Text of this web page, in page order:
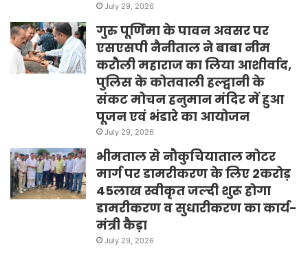
July 29, 2026
गुरु पूर्णिमा के पावन अवसर पर
एसएसपी नैनीताल ने बाबा नीम
करौली महाराज का लिया आशीर्वाद,
पुलिस के कोतवाली हल्द्वानी के
संकट मोचन हनुमान मंदिर में हुआ
पूजन एवं भंडारे का आयोजन
July 29, 2026
भीमताल से नौकुचियाताल मोटर
मार्ग पर डामरीकरण के लिए 2करोड़
45लाख स्वीकृत जल्दी शुरू होगा
डामरीकरण व सुधारीकरण का कार्य-
मंत्री कैड़ा
July 29, 2026